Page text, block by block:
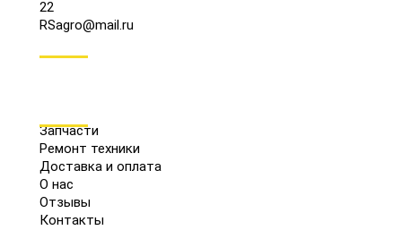
22
RSagro@mail.ru
Запчасти
Ремонт техники
Доставка и оплата
О нас
Отзывы
Контакты